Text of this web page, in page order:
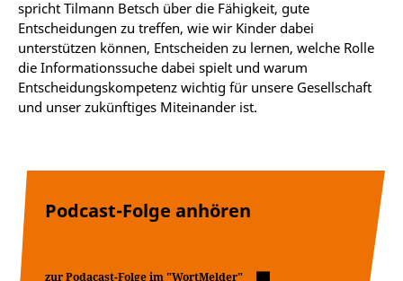
spricht Tilmann Betsch über die Fähigkeit, gute
Entscheidungen zu treffen, wie wir Kinder dabei
unterstützen können, Entscheiden zu lernen, welche Rolle
die Informationssuche dabei spielt und warum
Entscheidungskompetenz wichtig für unsere Gesellschaft
und unser zukünftiges Miteinander ist.
Podcast-Folge anhören
zur Podacast-Folge im "WortMelder"